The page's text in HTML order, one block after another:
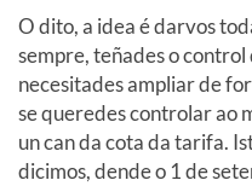
O dito, a idea é darvos
sempre, teñades o control
necesitades ampliar de
se queredes controlar ao
un can da cota da tarifa.
dicimos, dende o 1 de